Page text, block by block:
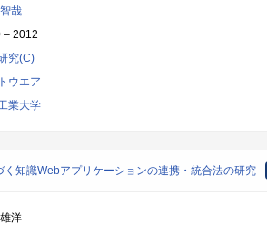
哉
– 2012
究(C)
ウエア
業大学
知識Webアプリケーションの連携・統合法の研究
洋